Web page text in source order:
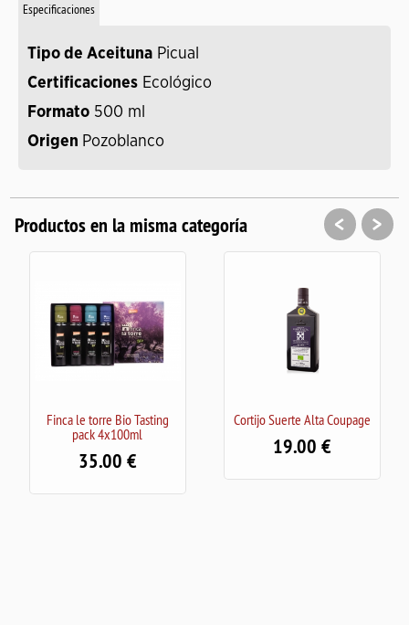
Especificaciones
Tipo de AceitunaPicual
CertificacionesEcológico
Formato500 ml
Origen Pozoblanco
Productos en la misma categoría
Bio Tasting
Cortijo Suerte Alta Coupage
Verde
< >